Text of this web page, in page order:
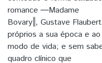
romance ―Madame
Bovary‖, Gustave
próprios a sua época e
modo de vida; e sem
quadro clínico que